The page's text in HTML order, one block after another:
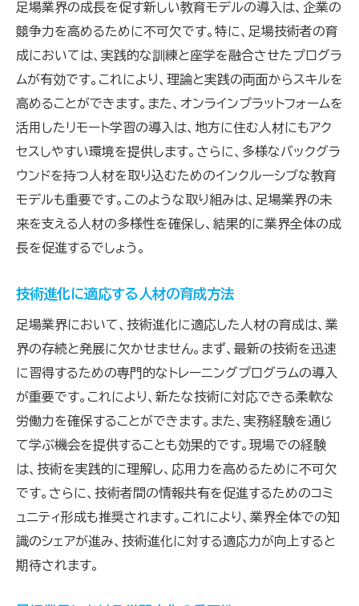
業界の未来を見据えた教育ビジョン
足場技術の進化がもたらす教育の未来
未来を描く技術と育成の連携
業界の将来を見据えた育成の展望
足場技術の進化に伴う人材育成の新たな課題
技術進化がもたらす育成の課題
新技術に対応する人材育成の挑戦
進化する技術に適応する教育
新たな技術が引き起こす教育課題
変化する時代における育成の課題
足場業界の成長を促す新しい教育モデルの導入は、企業の
競争力を高めるために不可欠です。特に、足場技術者の育
成においては、実践的な訓練と座学を融合させたプログラ
ムが有効です。これにより、理論と実践の両面からスキルを
高めることができます。また、オンラインプラットフォームを
活用したリモート学習の導入は、地方に住む人材にもアク
セスしやすい環境を提供します。さらに、多様なバックグラ
ウンドを持つ人材を取り込むためのインクルーシブな教育
モデルも重要です。このような取り組みは、足場業界の未
来を支える人材の多様性を確保し、結果的に業界全体の成
長を促進するでしょう。
技術進化に適応する人材の育成方法
足場業界において、技術進化に適応した人材の育成は、業
界の存続と発展に欠かせません。まず、最新の技術を迅速
に習得するための専門的なトレーニングプログラムの導入
が重要です。これにより、新たな技術に対応できる柔軟な
労働力を確保することができます。また、実務経験を通じ
て学ぶ機会を提供することも効果的です。現場での経験
は、技術を実践的に理解し、応用力を高めるために不可欠
です。さらに、技術者間の情報共有を促進するためのコミ
ュニティ形成も推奨されます。これにより、業界全体での知
識のシェアが進み、技術進化に対する適応力が向上すると
期待されます。